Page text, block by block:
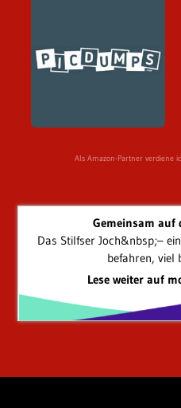
Als Amazon-Partner verdiene
Gemeinsam auf
Das Stilfser Joch&nbsp;–
befahren, viel
Lese weiter auf